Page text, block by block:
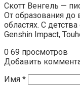
Скотт Венгель —
От образования до
областях. С
Genshin Impact,
0 69 просмотров
Добавить
Имя *